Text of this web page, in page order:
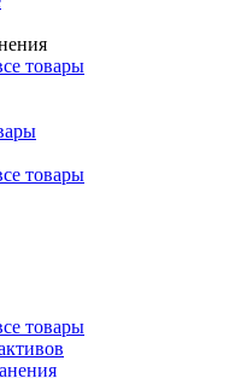
товары
товары
товары